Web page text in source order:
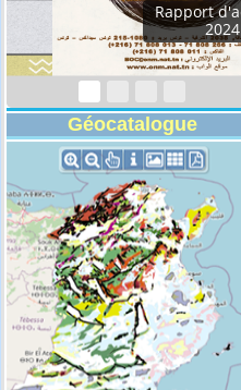
Programmes
Techniques 2026
Géocatalogue